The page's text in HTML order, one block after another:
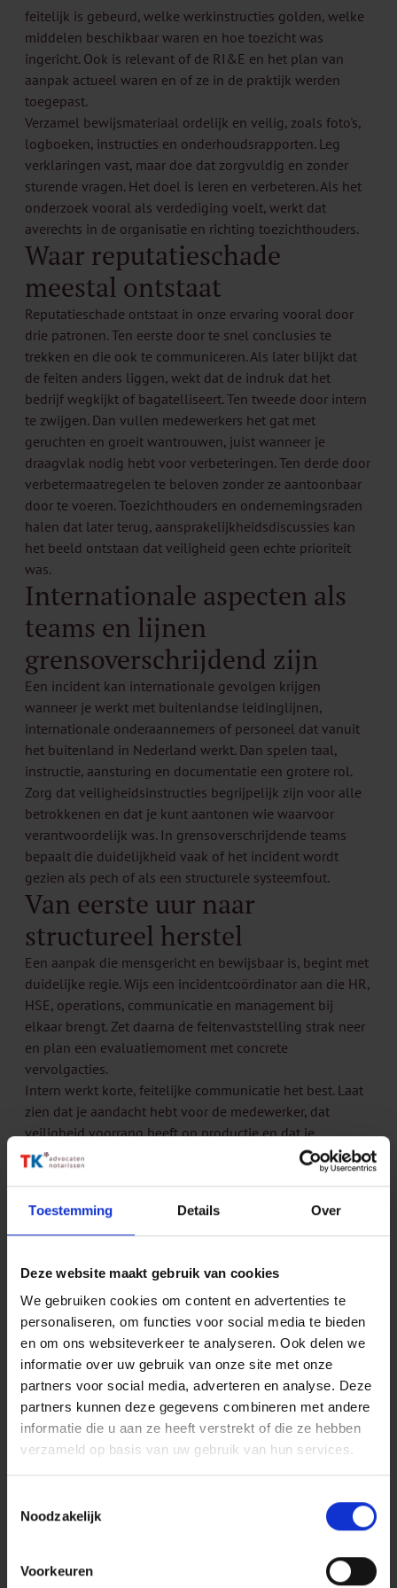
Toestemming Details Over
Deze website maakt gebruik van cookies
We gebruiken cookies om content en advertenties te
personaliseren, om functies voor social media te bieden
en om ons websiteverkeer te analyseren. Ook delen we
informatie over uw gebruik van onze site met onze
partners voor social media, adverteren en analyse. Deze
partners kunnen deze gegevens combineren met andere
informatie die u aan ze heeft verstrekt of die ze hebben
verzameld op basis van uw gebruik van hun services.
Noodzakelijk
Voorkeuren
feitelijk is gebeurd, welke werkinstructies golden, welke
middelen beschikbaar waren en hoe toezicht was
ingericht. Ook is relevant of de RI&E en het plan van
aanpak actueel waren en of ze in de praktijk werden
toegepast.
Verzamel bewijsmateriaal ordelijk en veilig, zoals foto's,
logboeken, instructies en onderhoudsrapporten. Leg
verklaringen vast, maar doe dat zorgvuldig en zonder
sturende vragen. Het doel is leren en verbeteren. Als het
onderzoek vooral als verdediging voelt, werkt dat
averechts in de organisatie en richting toezichthouders.
Waar reputatieschade
meestal ontstaat
Reputatieschade ontstaat in onze ervaring vooral door
drie patronen. Ten eerste door te snel conclusies te
trekken en die ook te communiceren. Als later blijkt dat
de feiten anders liggen, wekt dat de indruk dat het
bedrijf wegkijkt of bagatelliseert. Ten tweede door intern
te zwijgen. Dan vullen medewerkers het gat met
geruchten en groeit wantrouwen, juist wanneer je
draagvlak nodig hebt voor verbeteringen. Ten derde door
verbetermaatregelen te beloven zonder ze aantoonbaar
door te voeren. Toezichthouders en ondernemingsraden
halen dat later terug, aansprakelijkheidsdiscussies kan
het beeld ontstaan dat veiligheid geen echte prioriteit
was.
Internationale aspecten als
teams en lijnen
grensoverschrijdend zijn
Een incident kan internationale gevolgen krijgen
wanneer je werkt met buitenlandse leidinglijnen,
internationale onderaannemers of personeel dat vanuit
het buitenland in Nederland werkt. Dan spelen taal,
instructie, aansturing en documentatie een grotere rol.
Zorg dat veiligheidsinstructies begrijpelijk zijn voor alle
betrokkenen en dat je kunt aantonen wie waarvoor
verantwoordelijk was. In grensoverschrijdende teams
bepaalt die duidelijkheid vaak of het incident wordt
gezien als pech of als een structurele systeemfout.
Van eerste uur naar
structureel herstel
Een aanpak die mensgericht en bewijsbaar is, begint met
duidelijke regie. Wijs een incidentcoördinator aan die HR,
HSE, operations, communicatie en management bij
elkaar brengt. Zet daarna de feitenvaststelling strak neer
en plan een evaluatiemoment met concrete
vervolgacties.
Intern werkt korte, feitelijke communicatie het best. Laat
zien dat je aandacht hebt voor de medewerker, dat
veiligheid voorrang heeft op productie en dat je
onderzoekt wat er is gebeurd zonder te speculeren.
Extern communiceer je alleen wat klopt, wat je kunt
Daarna volgt de structurele kant. Actualiseer de RI&E en
het plan van aanpak waar nodig en borg dat
alleen naar techniek, maar ook naar gedrag, toezicht,
werkdruk en aansturing. Leg vast welke instructies
worden aangescherpt, welke trainingen worden herhaald
en hoe je controleert dat nieuwe afspraken
daadwerkelijk worden gevolgd. Zonder toezicht en
vastlegging blijft elke verbetering kwetsbaar, ook in een
later aansprakelijkheidsdebat.
Hoe zorgt TK ervoor dat je
verder kunt?
arbeidsongeval snel grip willen op het dossier en
tegelijk reputatieschade willen beperken. In de acute
fase helpen wij bij meldplichten, het contact met de
Nederlandse Arbeidsinspectie en de inrichting van een